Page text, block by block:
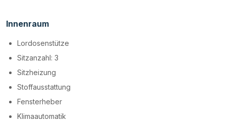
Innenraum
Lordosenstütze
Sitzanzahl: 3
Sitzheizung
Stoffausstattung
Fensterheber
Klimaautomatik